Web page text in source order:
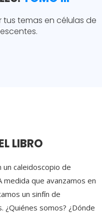
temas en células de
LIBRO
un caleidoscopio de
que avanzamos en
un sinfín de
¿Quiénes somos? ¿Dónde